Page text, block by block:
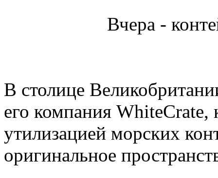
Вчера -
В столице
его компания WhiteCrate,
утилизацией морских
оригинальное